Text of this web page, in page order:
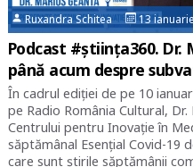
Ruxandra Schitea 13
Podcast #știința360. Dr.
până acum despre
În cadrul ediției de pe 10
pe Radio România Cultural,
Centrului pentru Inovație în
săptămânal Esențial Covid-19
care sunt știrile săptămânii